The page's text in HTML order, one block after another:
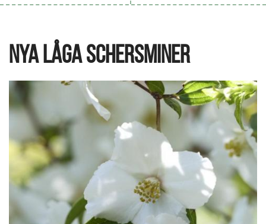
NYA LÅGA SCHERSMINER